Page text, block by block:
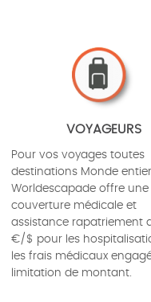
VOYAGEURS
Pour vos voyages toutes
destinations Monde
Worldescapade offre une
couverture médicale et
assistance rapatriement
€/$ pour les
les frais médicaux
limitation de montant.